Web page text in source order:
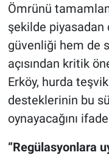
Ömrünü
şekilde
güvenliği hem de
açısından kritik
Erköy, hurda
desteklerinin bu
oynayacağını
“Regülasyonlara